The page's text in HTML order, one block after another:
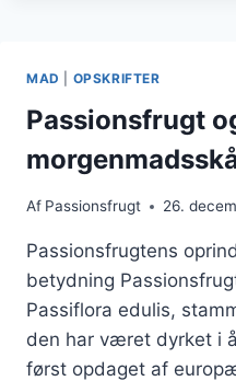
TWIST
MAD OPSKRIFTER
Passionsfrugt
Af Passionsfrugt 26.
Passionsfrugtens
betydning
Passiflora edulis,
den har været dyrket i
først opdaget af